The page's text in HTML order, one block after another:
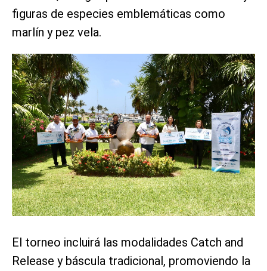
figuras de especies emblemáticas como
marlín y pez vela.
El torneo incluirá las modalidades Catch and
Release y báscula tradicional, promoviendo la